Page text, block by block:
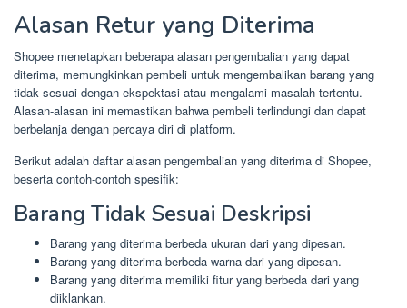
Alasan Retur yang Diterima
Shopee menetapkan beberapa alasan pengembalian yang dapat
diterima, memungkinkan pembeli untuk mengembalikan barang yang
tidak sesuai dengan ekspektasi atau mengalami masalah tertentu.
Alasan-alasan ini memastikan bahwa pembeli terlindungi dan dapat
berbelanja dengan percaya diri di platform.
Berikut adalah daftar alasan pengembalian yang diterima di Shopee,
beserta contoh-contoh spesifik:
Barang Tidak Sesuai Deskripsi
Barang yang diterima berbeda ukuran dari yang dipesan.
Barang yang diterima berbeda warna dari yang dipesan.
Barang yang diterima memiliki fitur yang berbeda dari yang
diiklankan.